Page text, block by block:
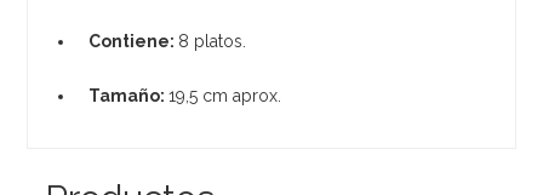
Contiene: 8 platos.
Tamaño:19,5 cm aprox.